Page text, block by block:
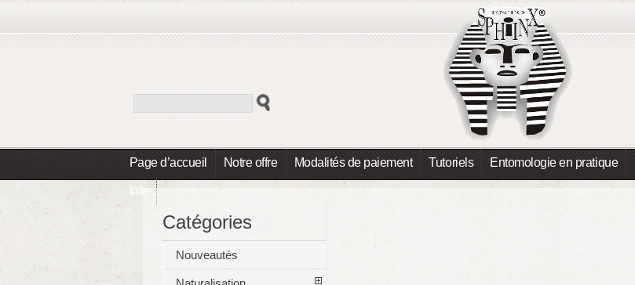
Page d’accueil Notre offre Modalités de paiement Tutoriels Entomologie en pratique
Info
Catégories
Nouveautés